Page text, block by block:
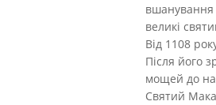
вшанування
великі
Від 1108
Після його
мощей до
Святий